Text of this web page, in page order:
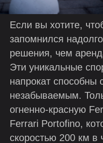
Если вы хотите,
запомнился
решения, чем
Эти уникальные
напрокат способны
незабываемым.
огненно-красную
Ferrari Portofino,
скоростью 200 км в